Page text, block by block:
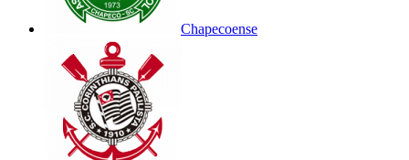
Chapecoense